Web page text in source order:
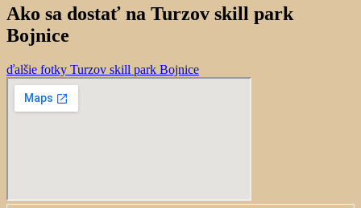
Ako sa dostať na Turzov skill park
Bojnice
ďalšie fotky Turzov skill park Bojnice